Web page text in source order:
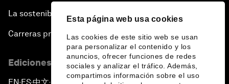
Esta página web usa cookies
Las cookies de este sitio web se usan
para personalizar el contenido y los
anuncios, ofrecer funciones de redes
sociales y analizar el tráfico. Además,
compartimos información sobre el uso
La sostenibilidad en el Foro
Carreras profesionales
Ediciones en otros idiomas
▪ ▪ ▪